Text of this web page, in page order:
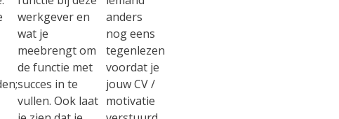
werkgever en
wat je
meebrengt om
de functie met
succes in te
vullen. Ook laat
anders
nog eens
tegenlezen
voordat je
jouw CV /
motivatie